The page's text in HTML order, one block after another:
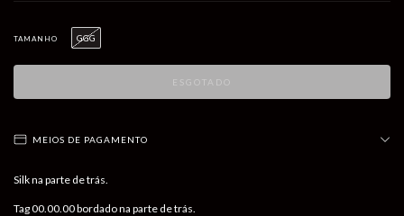
TAMANHO GGG
MEIOS DE PAGAMENTO
Silk na parte de trás.
Tag 00.00.00 bordado na parte de trás.